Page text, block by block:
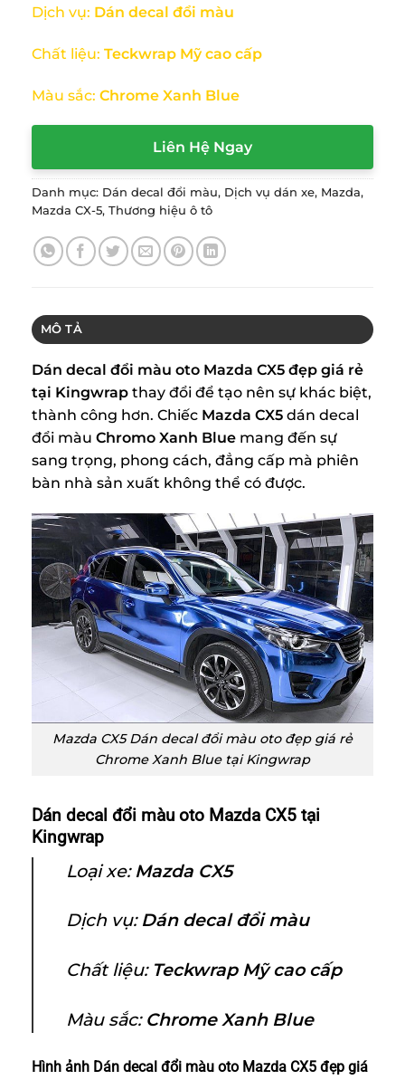
Dịch vụ: Dán decal đổi màu
Chất liệu: Teckwrap Mỹ cao cấp
Màu sắc: Chrome Xanh Blue
Liên Hệ Ngay
Danh mục: Dán decal đổi màu, Dịch vụ dán xe, Mazda,
Mazda CX-5, Thương hiệu ô tô
MÔ TẢ
Dán decal đổi màu oto Mazda CX5 đẹp giá rẻ
tại Kingwrap thay đổi để tạo nên sự khác biệt,
thành công hơn. Chiếc Mazda CX5 dán decal
đổi màu Chromo Xanh Blue mang đến sự
sang trọng, phong cách, đẳng cấp mà phiên
bàn nhà sản xuất không thể có được.
Mazda CX5 Dán decal đổi màu oto đẹp giá rẻ
Chrome Xanh Blue tại Kingwrap
Dán decal đổi màu oto Mazda CX5 tại
Kingwrap
Loại xe: Mazda CX5
Dịch vụ:Dán decal đổi màu
Chất liệu: Teckwrap Mỹ cao cấp
Màu sắc: Chrome Xanh Blue
Hình ảnh Dán decal đổi màu oto Mazda CX5 đẹp giá